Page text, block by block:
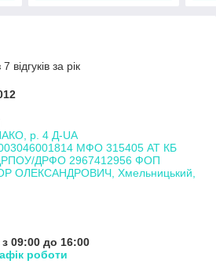
відгуків за рік
р. 4 Д-UA
МФО 315405 АТ КБ
ДРФО 2967412956 ФОП
ОЛЕКСАНДРОВИЧ, Хмельницький,
09:00 до 16:00
роботи